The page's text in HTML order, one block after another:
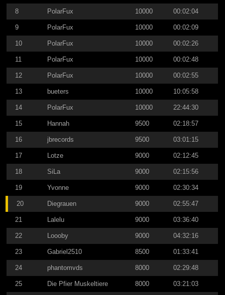
8 PolarFux 10000 00:02:04
9 PolarFux 10000 00:02:09
10 PolarFux 10000 00:02:26
11 PolarFux 10000 00:02:48
12 PolarFux 10000 00:02:55
13 bueters 10000 10:05:58
14 PolarFux 10000 22:44:30
15 Hannah 9500 02:18:57
16 jbrecords 9500 03:01:15
17 Lotze 9000 02:12:45
18 SiLa 9000 02:15:56
19 Yvonne 9000 02:30:34
20 Diegrauen 9000 02:55:47
21 Lalelu 9000 03:36:40
22 Loooby 9000 04:32:16
23 Gabriel2510 8500 01:33:41
24 phantomvds 8000 02:29:48
25 Die Pfier Muskeltiere 8000 03:21:03